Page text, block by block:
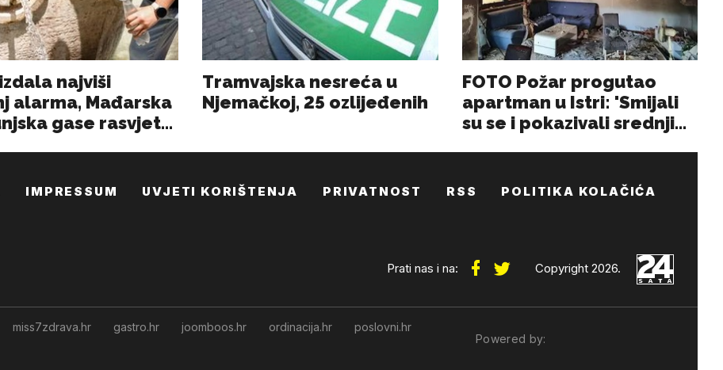
IMPRESSUM UVJETI KORIŠTENJA PRIVATNOST RSS POLITIKA KOLAČIĆA
Prati nas i na: Copyright 2026.
miss7zdrava.hr gastro.hr joomboos.hr ordinacija.hr
poslovni.hr
Powered by: